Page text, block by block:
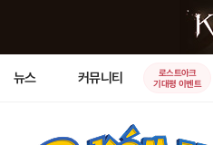
뉴스 커뮤니티
로스트아크
기대평 이벤트